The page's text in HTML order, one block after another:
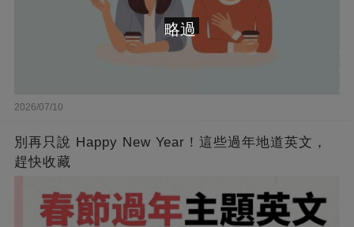
2026/07/10
別再只說 Happy New Year！這些過年地道英文，
趕快收藏
略過